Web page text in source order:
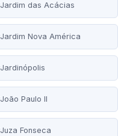
Jardim das Acácias
Jardim Nova América
Jardinópolis
João Paulo II
Juza Fonseca